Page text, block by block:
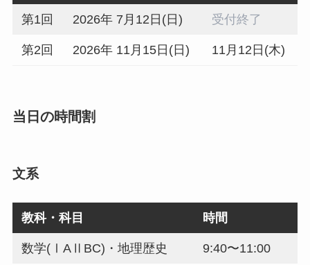
第1回 2026年 7月12日(日) 受付終了
第2回 2026年 11月15日(日) 11月12日(木)
当日の時間割
文系
教科・科目 時間
数学(ⅠAⅡBC)・地理歴史 9:40〜11:00